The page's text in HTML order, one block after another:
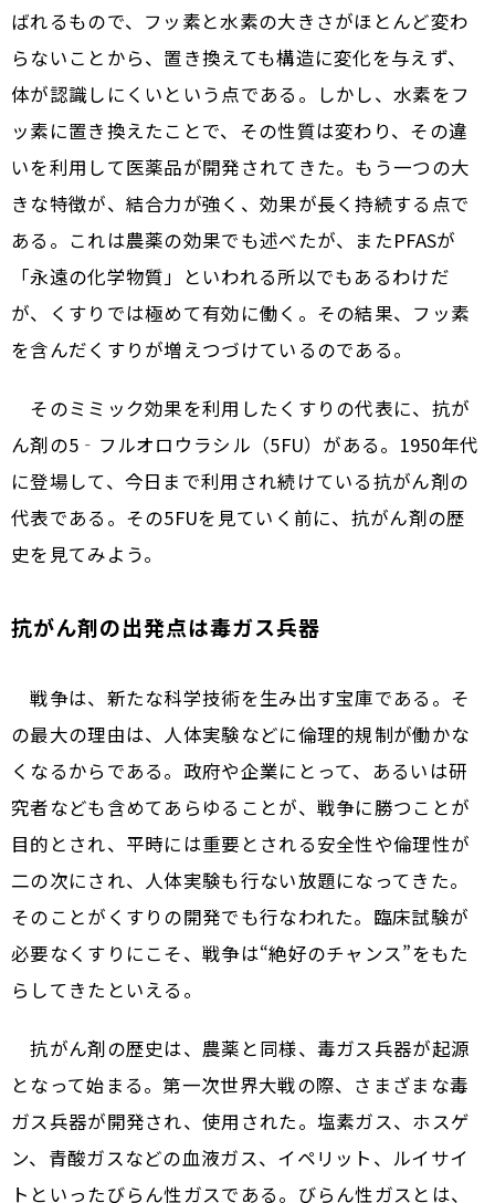
ばれるもので、フッ素と水素の大きさがほとんど変わ
らないことから、置き換えても構造に変化を与えず、
体が認識しにくいという点である。しかし、水素をフ
ッ素に置き換えたことで、その性質は変わり、その違
いを利用して医薬品が開発されてきた。もう一つの大
きな特徴が、結合力が強く、効果が長く持続する点で
ある。これは農薬の効果でも述べたが、またPFASが
「永遠の化学物質」といわれる所以でもあるわけだ
が、くすりでは極めて有効に働く。その結果、フッ素
を含んだくすりが増えつづけているのである。
そのミミック効果を利用したくすりの代表に、抗が
ん剤の5‐フルオロウラシル（5FU）がある。1950年代
に登場して、今日まで利用され続けている抗がん剤の
代表である。その5FUを見ていく前に、抗がん剤の歴
史を見てみよう。
抗がん剤の出発点は毒ガス兵器
戦争は、新たな科学技術を生み出す宝庫である。そ
の最大の理由は、人体実験などに倫理的規制が働かな
くなるからである。政府や企業にとって、あるいは研
究者なども含めてあらゆることが、戦争に勝つことが
目的とされ、平時には重要とされる安全性や倫理性が
二の次にされ、人体実験も行ない放題になってきた。
そのことがくすりの開発でも行なわれた。臨床試験が
必要なくすりにこそ、戦争は“絶好のチャンス”をもた
らしてきたといえる。
抗がん剤の歴史は、農薬と同様、毒ガス兵器が起源
となって始まる。第一次世界大戦の際、さまざまな毒
ガス兵器が開発され、使用された。塩素ガス、ホスゲ
ン、青酸ガスなどの血液ガス、イペリット、ルイサイ
トといったびらん性ガスである。びらん性ガスとは、